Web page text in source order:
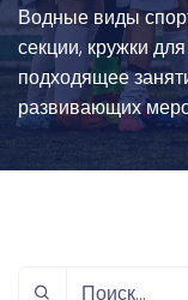
Водные виды
секции, кружки
подходящее
развивающих